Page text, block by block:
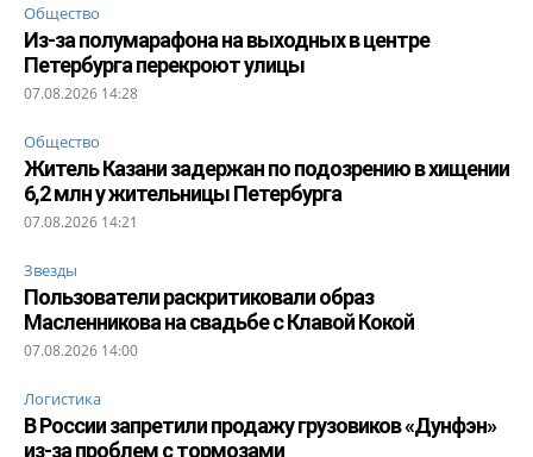
Общество
Из-за полумарафона на выходных в центре
Петербурга перекроют улицы
07.08.2026 14:28
Общество
Житель Казани задержан по подозрению в хищении
6,2 млн у жительницы Петербурга
07.08.2026 14:21
Звезды
Пользователи раскритиковали образ
Масленникова на свадьбе с Клавой Кокой
07.08.2026 14:00
Логистика
В России запретили продажу грузовиков «Дунфэн»
из-за проблем с тормозами